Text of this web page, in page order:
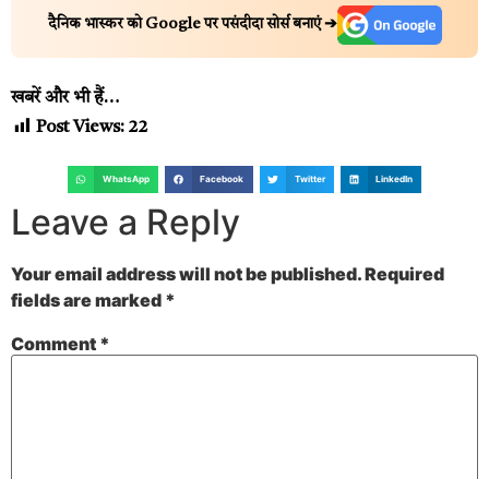
दैनिक भास्कर को Google पर पसंदीदा सोर्स बनाएं ➔
खबरें और भी हैं…
Post Views: 22
WhatsApp Facebook Twitter LinkedIn
Leave a Reply
Your email address will not be published.Required
fields are marked *
Comment *